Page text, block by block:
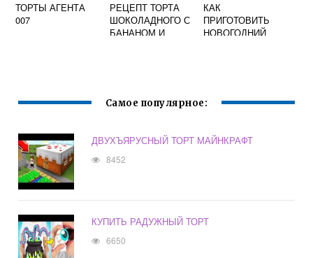
ТОРТЫ АГЕНТА
007
РЕЦЕПТ ТОРТА
ШОКОЛАДНОГО С
БАНАНОМ И
КАК
ПРИГОТОВИТЬ
НОВОГОДНИЙ
Самое популярное:
ДВУХЪЯРУСНЫЙ ТОРТ МАЙНКРАФТ
8452
КУПИТЬ РАДУЖНЫЙ ТОРТ
6650